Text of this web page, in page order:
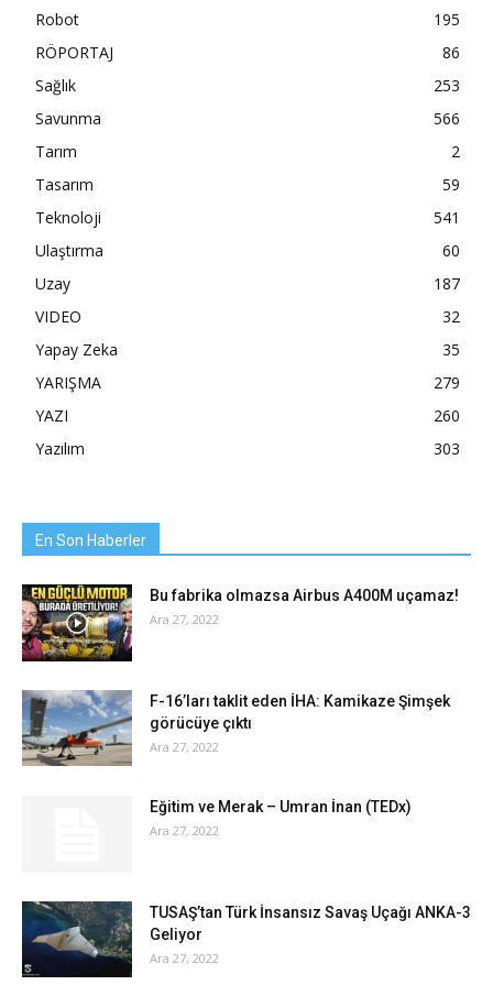
Robot
195
RÖPORTAJ
86
Sağlık
253
Savunma
566
Tarım
2
Tasarım
59
Teknoloji
541
Ulaştırma
60
Uzay
187
VIDEO
32
Yapay Zeka
35
YARIŞMA
279
YAZI
260
Yazılım
303
En Son Haberler
Bu fabrika olmazsa Airbus A400M uçamaz!
Ara 27, 2022
F-16’ları taklit eden İHA: Kamikaze Şimşek
görücüye çıktı
Ara 27, 2022
Eğitim ve Merak – Umran İnan (TEDx)
Ara 27, 2022
TUSAŞ’tan Türk İnsansız Savaş Uçağı ANKA-3
Geliyor
Ara 27, 2022